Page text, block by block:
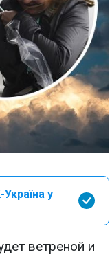
у
ветреной и